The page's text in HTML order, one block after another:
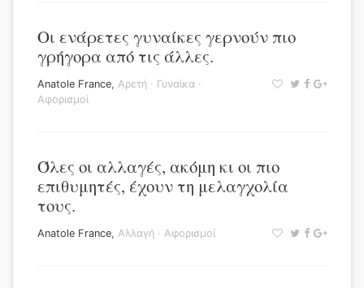
Οι ενάρετες γυναίκες γερνούν πιο
γρήγορα από τις άλλες.
Anatole France, Αρετή · Γυναίκα ·
Αφορισμοί
Όλες οι αλλαγές, ακόμη κι οι πιο
επιθυμητές, έχουν τη μελαγχολία
τους.
Anatole France, Αλλαγή · Αφορισμοί